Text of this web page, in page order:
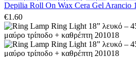
Depilia Roll On Wax Cera Gel Arancio
€1.60